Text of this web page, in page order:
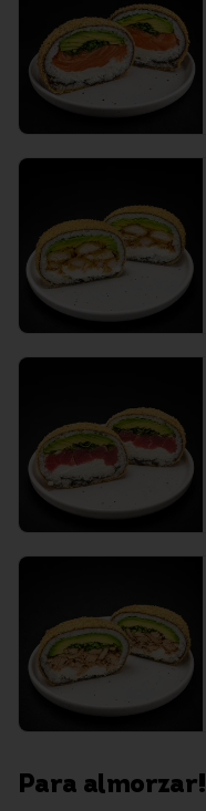
Para almorzar!